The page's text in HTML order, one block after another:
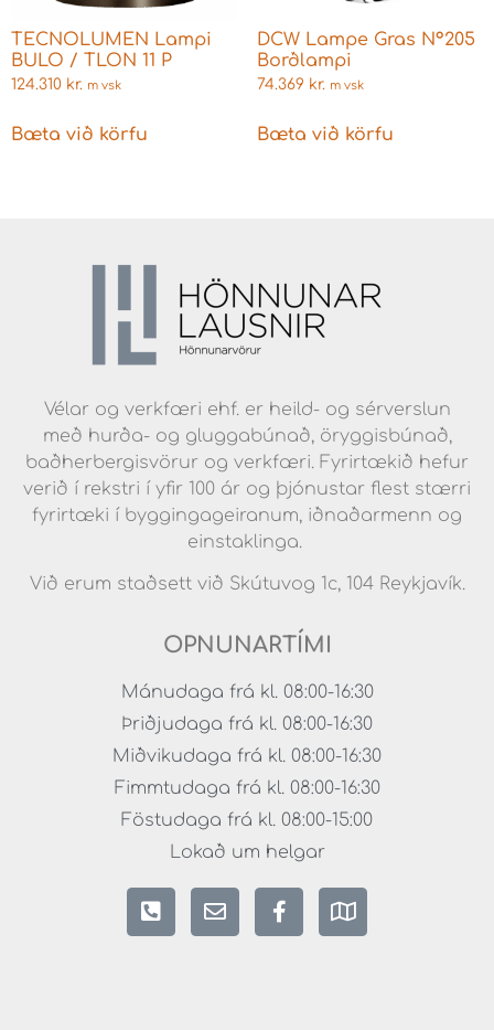
TECNOLUMEN Lampi
BULO / TLON 11 P
124.310 kr. m vsk
Bæta við körfu
DCW Lampe Gras N°205
Borðlampi
74.369 kr. m vsk
Bæta við körfu
Vélar og verkfæri ehf. er heild- og sérverslun
með hurða- og gluggabúnað, öryggisbúnað,
baðherbergisvörur og verkfæri. Fyrirtækið hefur
verið í rekstri í yfir 100 ár og þjónustar flest stærri
fyrirtæki í byggingageiranum, iðnaðarmenn og
einstaklinga.
Við erum staðsett við Skútuvog 1c, 104 Reykjavík.
OPNUNARTÍMI
Mánudaga frá kl. 08:00-16:30
Þriðjudaga frá kl. 08:00-16:30
Miðvikudaga frá kl. 08:00-16:30
Fimmtudaga frá kl. 08:00-16:30
Föstudaga frá kl. 08:00-15:00
Lokað um helgar